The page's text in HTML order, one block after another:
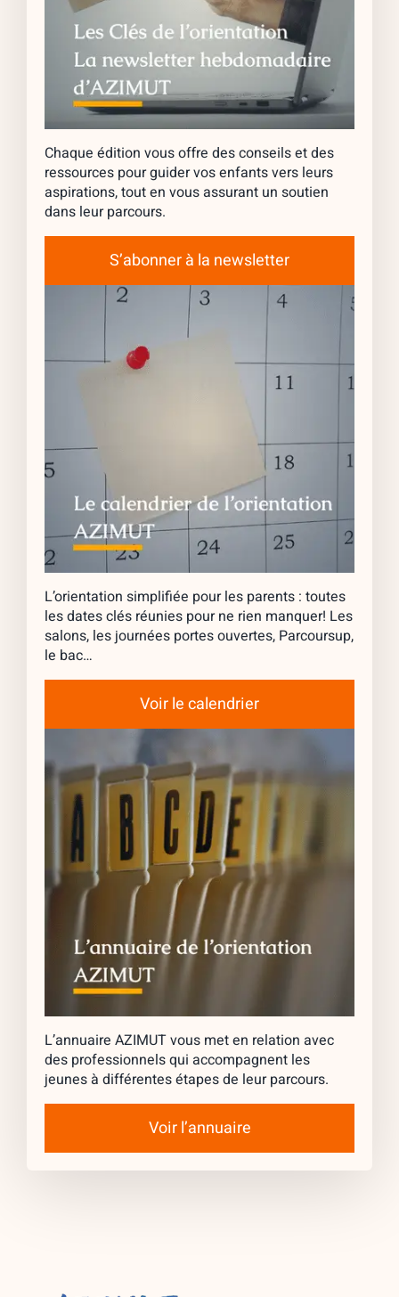
Chaque édition vous offre des conseils et des
ressources pour guider vos enfants vers leurs
aspirations, tout en vous assurant un soutien
dans leur parcours.
S’abonner à la newsletter
L’orientation simplifiée pour les parents : toutes
les dates clés réunies pour ne rien manquer! Les
salons, les journées portes ouvertes, Parcoursup,
le bac…
Voir le calendrier
L’annuaire AZIMUT vous met en relation avec
des professionnels qui accompagnent les
jeunes à différentes étapes de leur parcours.
Voir l’annuaire